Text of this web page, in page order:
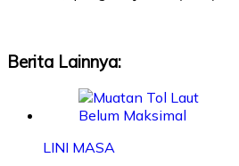
Berita Lainnya:
LINI MASA